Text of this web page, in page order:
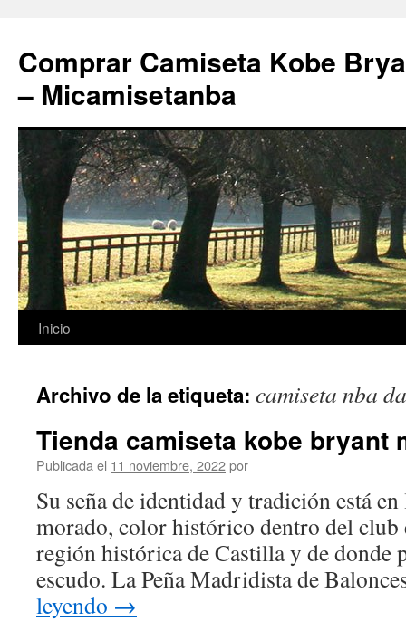
Comprar Camiseta Kobe
– Micamisetanba
Saltar
contenido
Inicio
Archivo de la etiqueta: camiseta nba
Tienda camiseta kobe bryant
Publicada el 11 noviembre, 2022por
Su seña de identidad y tradición está
morado, color histórico dentro del club
región histórica de Castilla y de donde
escudo. La Peña Madridista de
leyendo →